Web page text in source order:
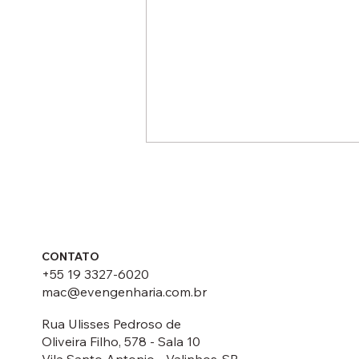
Conceitos básicos sobre
Pavimentos de Concreto
CONTATO
+55 19 3327-6020
mac@evengenharia.com.br
Rua Ulisses Pedroso de
Oliveira Filho, 578 - Sala 10